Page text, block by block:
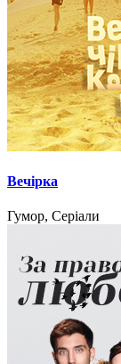
Вечірка
Гумор, Серіали